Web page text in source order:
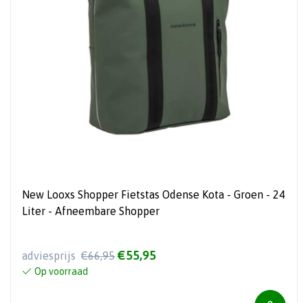
New Looxs Shopper Fietstas Odense Kota - Groen - 24
Liter - Afneembare Shopper
adviesprijs €66,95 €55,95
Op voorraad